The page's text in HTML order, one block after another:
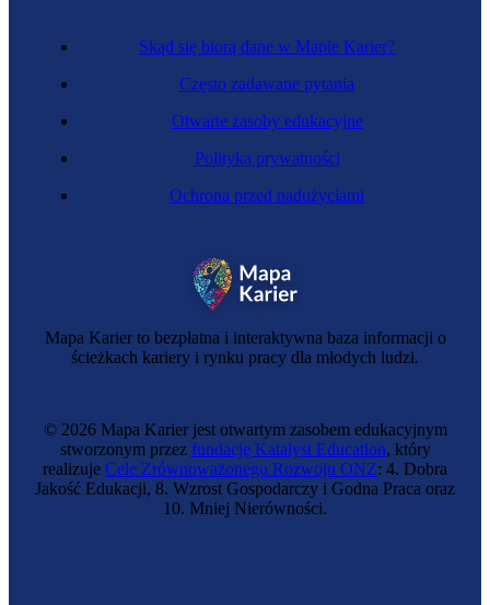
Mapa Karier to bezpłatna i interaktywna baza informacji o
ścieżkach kariery i rynku pracy dla młodych ludzi.
Skąd się biorą dane w Mapie Karier?
Często zadawane pytania
Otwarte zasoby edukacyjne
Polityka prywatności
Ochrona przed nadużyciami
© 2026 Mapa Karier jest otwartym zasobem edukacyjnym
stworzonym przez fundację Katalyst Education, który
realizuje Cele Zrównoważonego Rozwoju ONZ: 4. Dobra
Jakość Edukacji, 8. Wzrost Gospodarczy i Godna Praca oraz
10. Mniej Nierówności.